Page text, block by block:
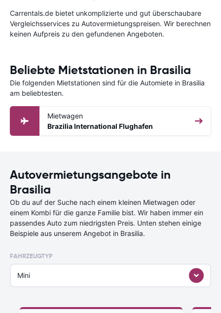
Carrentals.de bietet unkomplizierte und gut überschaubare
Vergleichsservices zu Autovermietungspreisen. Wir berechnen
keinen Aufpreis zu den gefundenen Angeboten.
Beliebte Mietstationen in Brasilia
Die folgenden Mietstationen sind für die Automiete in Brasilia
am beliebtesten.
Mietwagen
Brazilia International Flughafen
Autovermietungsangebote in
Brasilia
Ob du auf der Suche nach einem kleinen Mietwagen oder
einem Kombi für die ganze Familie bist. Wir haben immer ein
passendes Auto zum niedrigsten Preis. Unten stehen einige
Beispiele aus unserem Angebot in Brasilia.
FAHRZEUGTYP
Mini